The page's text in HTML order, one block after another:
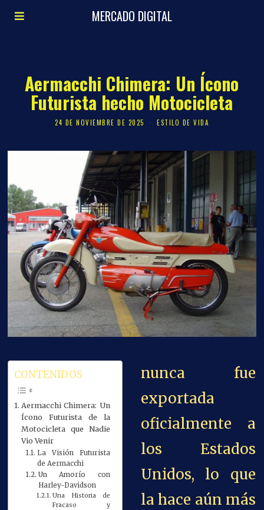
MERCADO DIGITAL
Aermacchi Chimera: Un Ícono
Futurista hecho Motocicleta
24 DE NOVIEMBRE DE 2025 ESTILO DE VIDA
CONTENIDOS
Aermacchi Chimera: Un
Ícono Futurista de la
Motocicleta que Nadie
Vio Venir
La Visión Futurista
de Aermacchi
Un Amorío con
Harley-Davidson
Una Historia de
Fracaso y
nunca fue
exportada
oficialmente a
los Estados
Unidos, lo que
la hace aún más